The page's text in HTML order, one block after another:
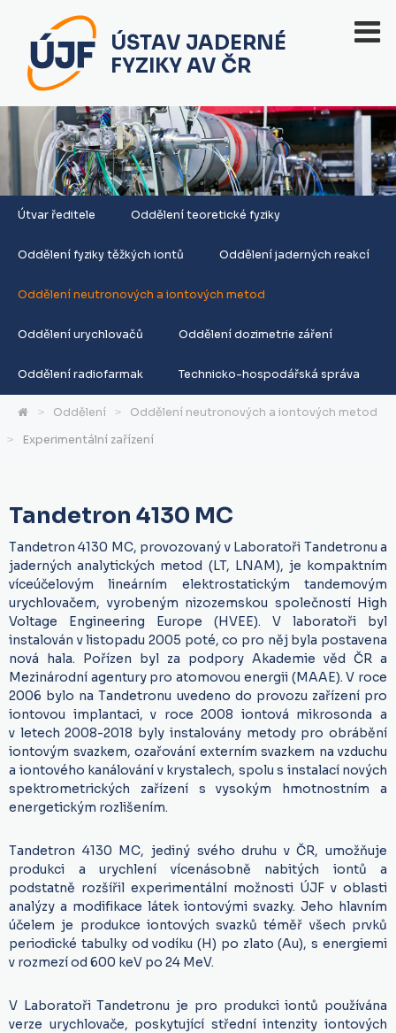
ÚSTAV JADERNÉ
FYZIKY AV ČR
Útvar ředitele Oddělení teoretické fyziky
Oddělení fyziky těžkých iontů Oddělení jaderných reakcí
Oddělení neutronových a iontových metod
Oddělení urychlovačů Oddělení dozimetrie záření
Oddělení radiofarmak Technicko-hospodářská správa
Oddělení
Oddělení neutronových a iontových metod
Experimentální zařízení
Tandetron 4130 MC
Tandetron 4130 MC, provozovaný v Laboratoři Tandetronu a
jaderných analytických metod (LT, LNAM), je kompaktním
víceúčelovým lineárním elektrostatickým tandemovým
urychlovačem, vyrobeným nizozemskou společností High
Voltage Engineering Europe (HVEE). V laboratoři byl
instalován v listopadu 2005 poté, co pro něj byla postavena
nová hala. Pořízen byl za podpory Akademie věd ČR a
Mezinárodní agentury pro atomovou energii (MAAE). V roce
2006 bylo na Tandetronu uvedeno do provozu zařízení pro
iontovou implantaci, v roce 2008 iontová mikrosonda a
v letech 2008-2018 byly instalovány metody pro obrábění
iontovým svazkem, ozařování externím svazkem na vzduchu
a iontového kanálování v krystalech, spolu s instalací nových
spektrometrických zařízení s vysokým hmotnostním a
energetickým rozlišením.
Tandetron 4130 MC, jediný svého druhu v ČR, umožňuje
produkci a urychlení vícenásobně nabitých iontů a
podstatně rozšířil experimentální možnosti ÚJF v oblasti
analýzy a modifikace látek iontovými svazky. Jeho hlavním
účelem je produkce iontových svazků téměř všech prvků
periodické tabulky od vodíku (H) po zlato (Au), s energiemi
v rozmezí od 600 keV po 24 MeV.
V Laboratoři Tandetronu je pro produkci iontů používána
verze urychlovače, poskytující střední intenzity iontových